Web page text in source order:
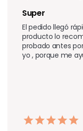
Super
El pedido llegó
producto lo
probado antes
yo , porque me